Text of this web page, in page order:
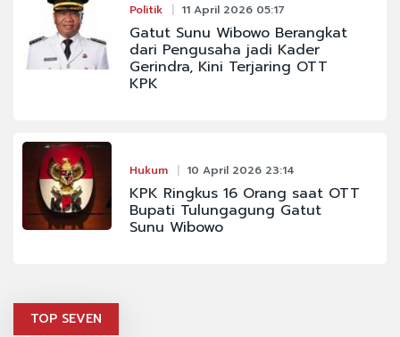
Politik 11 April 2026 05:17
Gatut Sunu Wibowo Berangkat
dari Pengusaha jadi Kader
Gerindra, Kini Terjaring OTT
KPK
Hukum 10 April 2026 23:14
KPK Ringkus 16 Orang saat OTT
Bupati Tulungagung Gatut
Sunu Wibowo
TOP SEVEN